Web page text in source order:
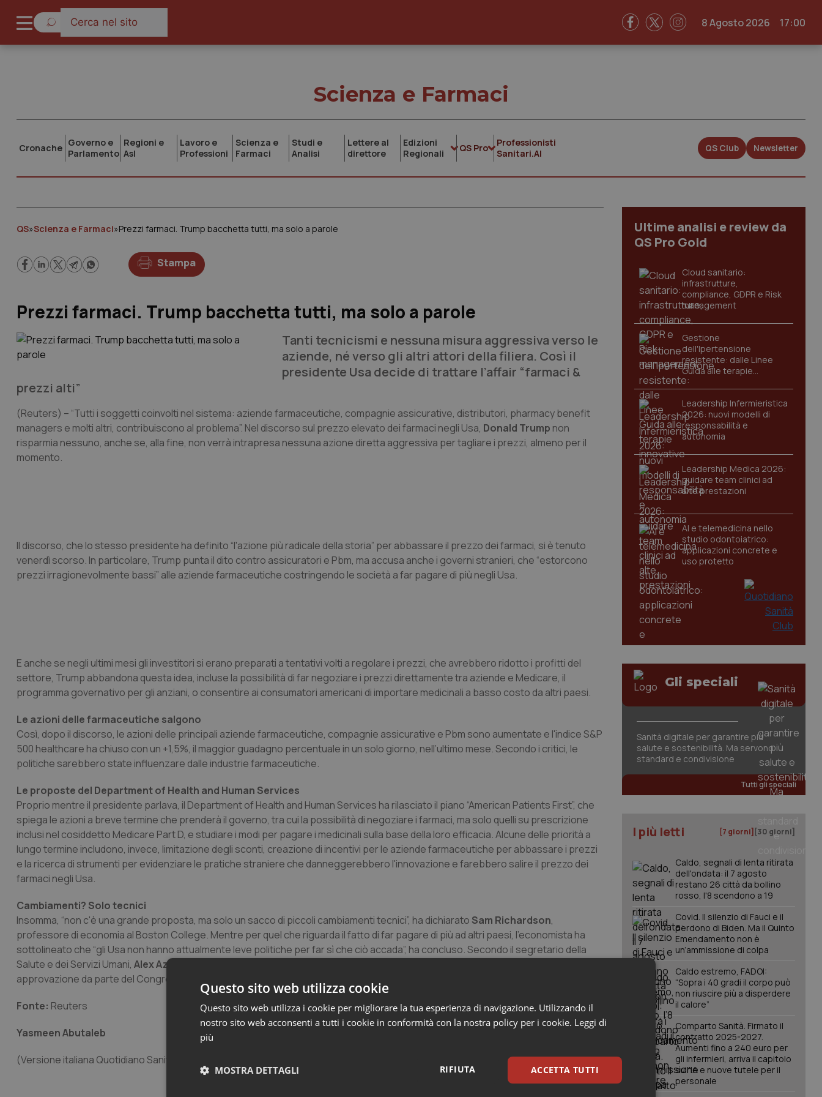
8 Agosto 2026 17:00
Scienza e Farmaci
Cronache Governo e
Parlamento
Regioni e
Asl
Lavoro e
Professioni
Scienza e
Farmaci
Studi e
Analisi
Lettere al
direttore
Edizioni
Regionali
QS Pro
Professionisti
Sanitari.AI
QS Club Newsletter
QS»Scienza e Farmaci»Prezzi farmaci. Trump bacchetta tutti, ma solo a parole
Stampa
Prezzi farmaci. Trump bacchetta tutti, ma solo a parole
Tanti tecnicismi e nessuna misura aggressiva verso le
aziende, né verso gli altri attori della filiera. Così il
presidente Usa decide di trattare l’affair “farmaci &
prezzi alti”
(Reuters) – “Tutti i soggetti coinvolti nel sistema: aziende farmaceutiche, compagnie assicurative, distributori, pharmacy benefit
managers e molti altri, contribuiscono al problema”. Nel discorso sul prezzo elevato dei farmaci negli Usa, Donald Trump non
risparmia nessuno, anche se, alla fine, non verrà intrapresa nessuna azione diretta aggressiva per tagliare i prezzi, almeno per il
momento.
Il discorso, che lo stesso presidente ha definito “l'azione più radicale della storia” per abbassare il prezzo dei farmaci, si è tenuto
venerdì scorso. In particolare, Trump punta il dito contro assicuratori e Pbm, ma accusa anche i governi stranieri, che “estorcono
prezzi irragionevolmente bassi” alle aziende farmaceutiche costringendo le società a far pagare di più negli Usa.
E anche se negli ultimi mesi gli investitori si erano preparati a tentativi volti a regolare i prezzi, che avrebbero ridotto i profitti del
settore, Trump abbandona questa idea, incluse la possibilità di far negoziare i prezzi direttamente tra aziende e Medicare, il
programma governativo per gli anziani, o consentire ai consumatori americani di importare medicinali a basso costo da altri paesi.
Le azioni delle farmaceutiche salgono
Così, dopo il discorso, le azioni delle principali aziende farmaceutiche, compagnie assicurative e Pbm sono aumentate e l'indice S&P
500 healthcare ha chiuso con un +1,5%, il maggior guadagno percentuale in un solo giorno, nell’ultimo mese. Secondo i critici, le
politiche sarebbero state influenzare dalle industrie farmaceutiche.
Le proposte del Department of Health and Human Services
Proprio mentre il presidente parlava, il Department of Health and Human Services ha rilasciato il piano “American Patients First”, che
spiega le azioni a breve termine che prenderà il governo, tra cui la possibilità di negoziare i farmaci, ma solo quelli su prescrizione
inclusi nel cosiddetto Medicare Part D, e studiare i modi per pagare i medicinali sulla base della loro efficacia. Alcune delle priorità a
lungo termine includono, invece, limitazione degli sconti, creazione di incentivi per le aziende farmaceutiche per abbassare i prezzi
e la ricerca di strumenti per evidenziare le pratiche straniere che danneggerebbero l'innovazione e farebbero salire il prezzo dei
farmaci negli Usa.
Cambiamenti? Solo tecnici
Insomma, “non c'è una grande proposta, ma solo un sacco di piccoli cambiamenti tecnici”, ha dichiarato Sam Richardson,
professore di economia al Boston College. Mentre per quel che riguarda il fatto di far pagare di più ad altri paesi, l'economista ha
sottolineato che “gli Usa non hanno attualmente leve politiche per far sì che ciò accada”, ha concluso. Secondo il segretario della
Salute e dei Servizi Umani, Alex Azar
approvazione da parte del Congresso. Diversamente, una ristrutturazione completa del sistema sanitario richiederebbe anni.
Fonte: Reuters
Yasmeen Abutaleb
(Versione italiana Quotidiano Sanità)
Ultime analisi e review da
QS Pro Gold
Cloud sanitario:
infrastrutture,
compliance, GDPR e Risk
management
Gestione
dell'Ipertensione
resistente: dalle Linee
Guida alle terapie
innovative
Leadership Infermieristica
2026: nuovi modelli di
responsabilità e
autonomia
Leadership Medica 2026:
guidare team clinici ad
alte prestazioni
AI e telemedicina nello
studio odontoiatrico:
applicazioni concrete e
uso protetto
Gli speciali
Sanità digitale per garantire più
salute e sostenibilità. Ma servono
standard e condivisione
Tutti gli speciali
I più letti [7 giorni] [30 giorni]
Caldo, segnali di lenta ritirata
dell'ondata: il 7 agosto
restano 26 città da bollino
rosso, l'8 scendono a 19
Covid. Il silenzio di Fauci e il
perdono di Biden. Ma il Quinto
Emendamento non è
un’ammissione di colpa
Caldo estremo, FADOI:
“Sopra i 40 gradi il corpo può
non riuscire più a disperdere
il calore”
Comparto Sanità. Firmato il
contratto 2025-2027.
Aumenti fino a 240 euro per
gli infermieri, arriva il capitolo
sull'IA e nuove tutele per il
personale
Questo sito web utilizza cookie
Questo sito web utilizza i cookie per migliorare la tua esperienza di navigazione. Utilizzando il
nostro sito web acconsenti a tutti i cookie in conformità con la nostra policy per i cookie. Leggi di
più
ACCETTA TUTTI
RIFIUTA
MOSTRA DETTAGLI